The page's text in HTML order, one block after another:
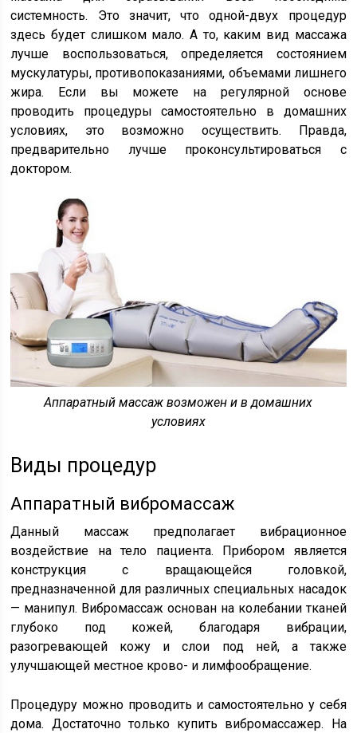
системность. Это значит, что одной-двух процедур
здесь будет слишком мало. А то, каким вид массажа
лучше воспользоваться, определяется состоянием
мускулатуры, противопоказаниями, объемами лишнего
жира. Если вы можете на регулярной основе
проводить процедуры самостоятельно в домашних
условиях, это возможно осуществить. Правда,
предварительно лучше проконсультироваться с
доктором.
Аппаратный массаж возможен и в домашних
условиях
Виды процедур
Аппаратный вибромассаж
Данный массаж предполагает вибрационное
воздействие на тело пациента. Прибором является
конструкция с вращающейся головкой,
предназначенной для различных специальных насадок
— манипул. Вибромассаж основан на колебании тканей
глубоко под кожей, благодаря вибрации,
разогревающей кожу и слои под ней, а также
улучшающей местное крово- и лимфообращение.
Процедуру можно проводить и самостоятельно у себя
дома. Достаточно только купить вибромассажер. На